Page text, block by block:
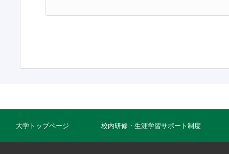
大学トップページ 校内研修・生涯学習サポート制度